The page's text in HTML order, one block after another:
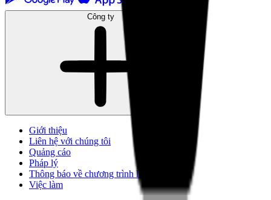
Công ty
Giới thiệu
Liên hệ với chúng tôi
Quảng cáo
Pháp lý
Thông báo về chương trình liên kết
Việc làm